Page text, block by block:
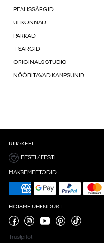
PEALISSÄRGID
ÜLIKONNAD
PARKAD
T-SÄRGID
ORIGINALS STUDIO
NÖÖBITAVAD KAMPSUNID
RIIK/KEEL
EESTI / EESTI
MAKSEMEETODID
HOIAME ÜHENDUST
Trustpilot